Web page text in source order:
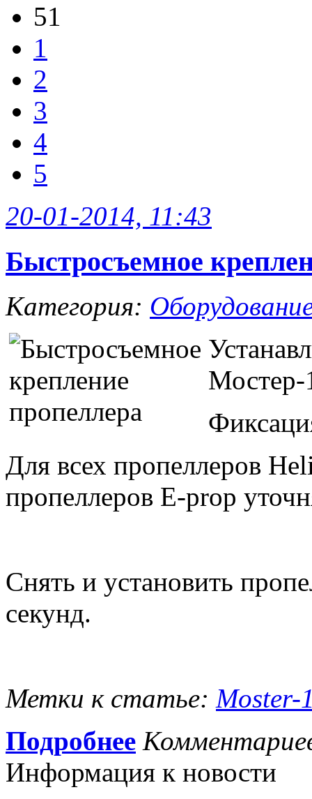
51
1
2
3
4
5
20-01-2014, 11:43
Быстросъемное
Категория:
Мостер-
Для всех пропеллеров
пропеллеров E-prop
Снять и установить
секунд.
Метки к статье: Moster-
Подробнее
Информация к новости